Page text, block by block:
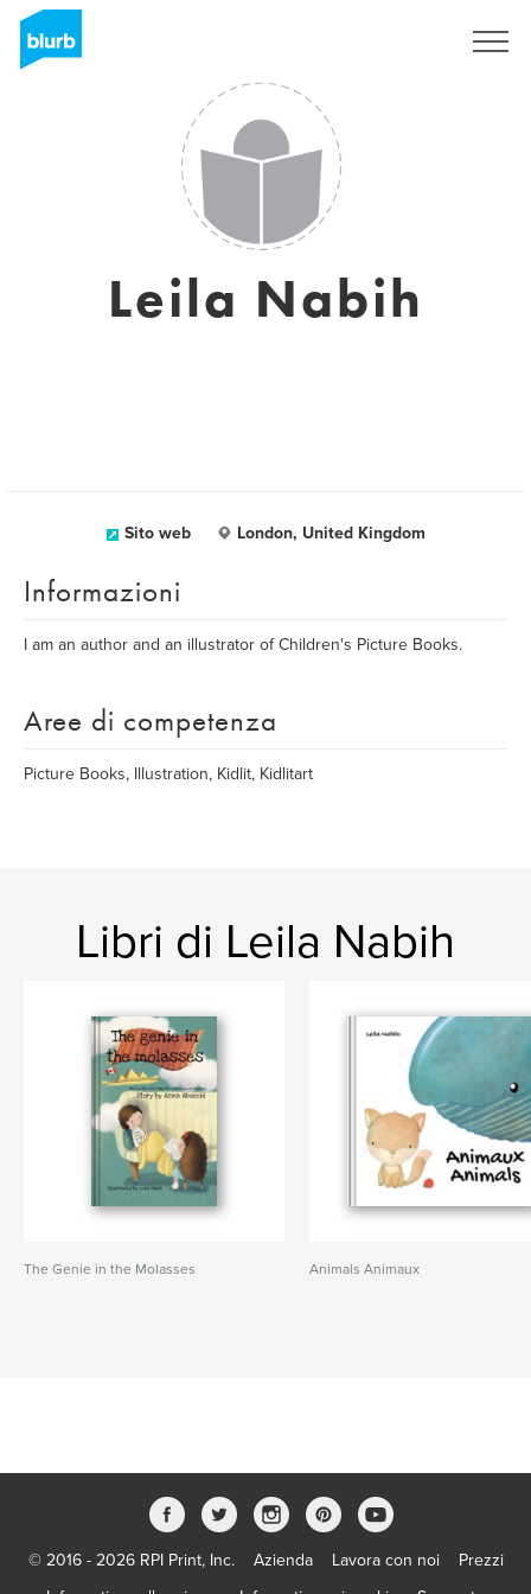
Leila Nabih
Sito web London, United Kingdom
Informazioni
I am an author and an illustrator of Children's Picture Books.
Aree di competenza
Picture Books, Illustration, Kidlit, Kidlitart
Libri di Leila Nabih
The Genie in the Molasses Animals Animaux
© 2016 - 2026 RPI Print, Inc. Azienda Lavora con noi
Prezzi